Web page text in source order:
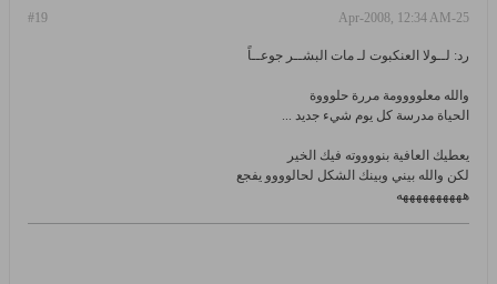
#19 25-Apr-2008, 12:34 AM
رد: لــولا العنكبوت لـ مات البشــر جوعــاً
والله معلوووومة مررة حلوووة
الحياة مدرسة كل يوم شيء جديد ...
يعطيك العافية بنووووته فيك الخير
لكن والله بيني وبينك الشكل لحالوووو يفجع
ههههههههههه